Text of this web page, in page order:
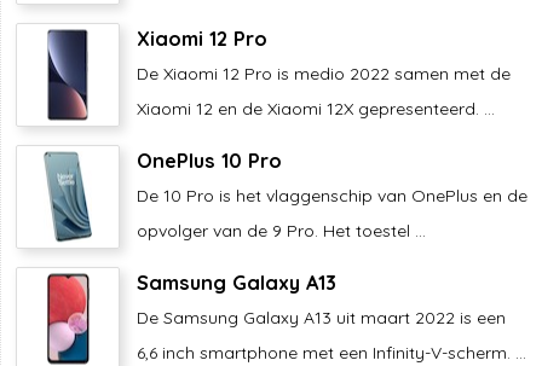
Xiaomi 12 Pro
De Xiaomi 12 Pro is medio 2022 samen met de
Xiaomi 12 en de Xiaomi 12X gepresenteerd. ...
OnePlus 10 Pro
De 10 Pro is het vlaggenschip van OnePlus en de
opvolger van de 9 Pro. Het toestel ...
Samsung Galaxy A13
De Samsung Galaxy A13 uit maart 2022 is een
6,6 inch smartphone met een Infinity-V-scherm. ...